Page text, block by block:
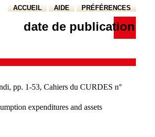
ACCUEIL AIDE PRÉFÉRENCES
date de publication
pp. 1-53, Cahiers du CURDES n°
expenditures and assets